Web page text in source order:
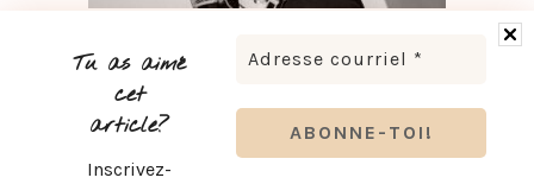
Tu as aimé
cet
article?
Inscrivez-